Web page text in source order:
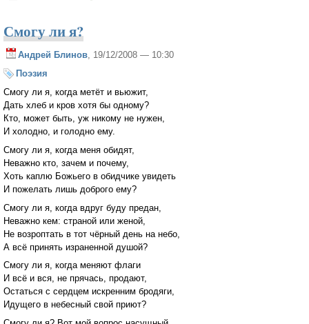
Смогу ли я?
Андрей Блинов, 19/12/2008 — 10:30
Поэзия
Смогу ли я, когда метёт и вьюжит,
Дать хлеб и кров хотя бы одному?
Кто, может быть, уж никому не нужен,
И холодно, и голодно ему.
Смогу ли я, когда меня обидят,
Неважно кто, зачем и почему,
Хоть каплю Божьего в обидчике увидеть
И пожелать лишь доброго ему?
Смогу ли я, когда вдруг буду предан,
Неважно кем: страной или женой,
Не возроптать в тот чёрный день на небо,
А всё принять израненной душой?
Смогу ли я, когда меняют флаги
И всё и вся, не прячась, продают,
Остаться с сердцем искренним бродяги,
Идущего в небесный свой приют?